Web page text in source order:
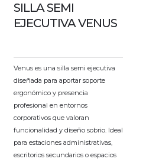
SILLA SEMI
EJECUTIVA VENUS
Venus es una silla semi ejecutiva
diseñada para aportar soporte
ergonómico y presencia
profesional en entornos
corporativos que valoran
funcionalidad y diseño sobrio. Ideal
para estaciones administrativas,
escritorios secundarios o espacios